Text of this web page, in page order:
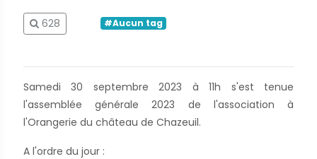
#Aucun tag
628
Samedi 30 septembre 2023 à 11h s'est tenue
l'assemblée générale 2023 de l'association à
l'Orangerie du château de Chazeuil.
A l'ordre du jour :